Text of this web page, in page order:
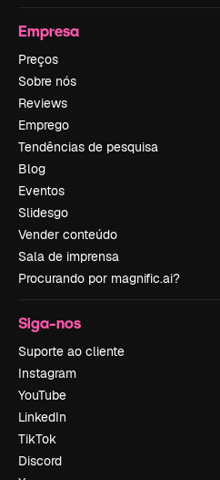
Empresa
Preços
Sobre nós
Reviews
Emprego
Tendências de pesquisa
Blog
Eventos
Slidesgo
Vender conteúdo
Sala de imprensa
Procurando por magnific.ai?
Siga-nos
Suporte ao cliente
Instagram
YouTube
LinkedIn
TikTok
Discord